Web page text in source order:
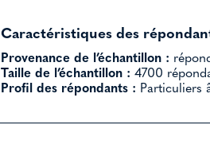
Caractéristiques des
Provenance de l’échantillon :
Taille de l’échantillon : 4700
Profil des répondants : Particuliers